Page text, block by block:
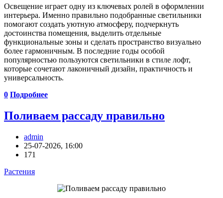
Освещение играет одну из ключевых ролей в оформлении
интерьера. Именно правильно подобранные светильники
помогают создать уютную атмосферу, подчеркнуть
достоинства помещения, выделить отдельные
функциональные зоны и сделать пространство визуально
более гармоничным. В последние годы особой
популярностью пользуются светильники в стиле лофт,
которые сочетают лаконичный дизайн, практичность и
универсальность.
0 Подробнее
Поливаем рассаду правильно
admin
25-07-2026, 16:00
171
Растения